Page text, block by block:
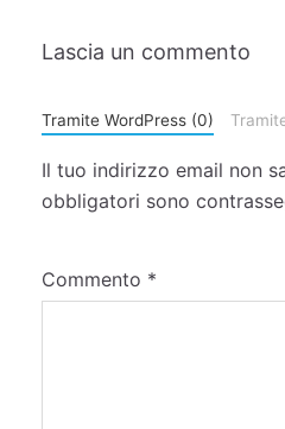
Lascia un commento
Tramite WordPress (0)
Il tuo indirizzo email non
obbligatori sono
Commento *